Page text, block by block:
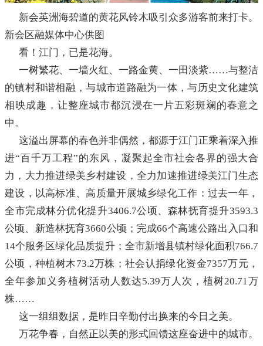
新会英洲海碧道的黄花风铃木吸引众多游客前来打卡。
新会区融媒体中心供图
看！江门，已是花海。
一树繁花、一墙火红、一路金黄、一田淡紫……与整洁
的镇村和谐相融，与城市道路融为一体，与历史文化建筑
相映成趣，让整座城市都沉浸在一片五彩斑斓的春意之
中。
这溢出屏幕的春色并非偶然，都源于江门正乘着深入推
进“百千万工程”的东风，凝聚起全市社会各界的强大合
力，大力推进绿美乡村建设，全力加速推进绿美江门生态
建设，以高标准、高质量开展城乡绿化工作：过去一年，
全市完成林分优化提升3406.7公顷、森林抚育提升3593.3
公顷、新造林抚育3660公顷；完成66个高速公路出入口和
14个服务区绿化品质提升；全市新增县镇村绿化面积766.7
公顷，种植树木73.2万株；社会认捐绿化资金7357万元，
全年参加义务植树活动人数达5.39万人次，植树20.71万
株……
这一组组数据，是昨日辛勤付出换来的今日之美。
万花争春，自然正以美的形式回馈这座奋进中的城市。